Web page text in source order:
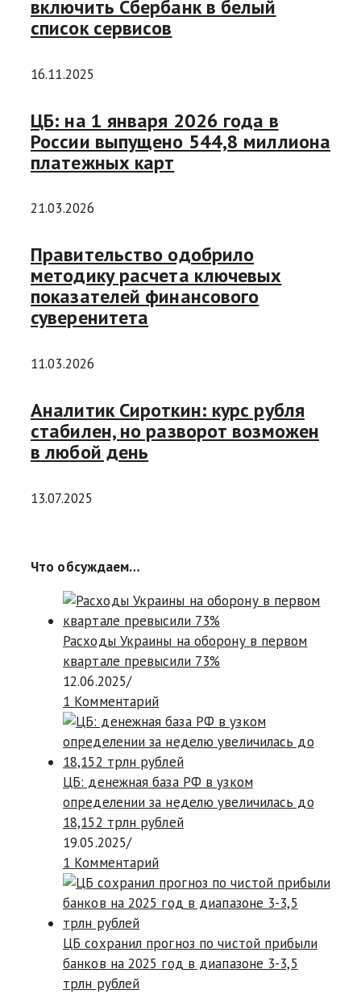
включить Сбербанк в белый
список сервисов
16.11.2025
ЦБ: на 1 января 2026 года в
России выпущено 544,8 миллиона
платежных карт
21.03.2026
Правительство одобрило
методику расчета ключевых
показателей финансового
суверенитета
11.03.2026
Аналитик Сироткин: курс рубля
стабилен, но разворот возможен
в любой день
13.07.2025
Что обсуждаем…
Расходы Украины на оборону в первом
квартале превысили 73%
12.06.2025/
1 Комментарий
ЦБ: денежная база РФ в узком
определении за неделю увеличилась до
18,152 трлн рублей
19.05.2025/
1 Комментарий
ЦБ сохранил прогноз по чистой прибыли
банков на 2025 год в диапазоне 3-3,5
трлн рублей